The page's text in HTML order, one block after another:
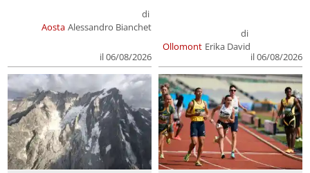
Aosta
di
Alessandro Bianchet
il 06/08/2026
Ollomont
di
Erika David
il 06/08/2026